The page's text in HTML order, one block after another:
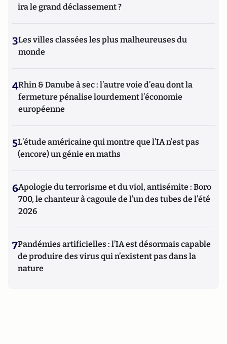
ira le grand déclassement ?
3Les villes classées les plus malheureuses du
monde
4Rhin & Danube à sec : l’autre voie d’eau dont la
fermeture pénalise lourdement l’économie
européenne
5L’étude américaine qui montre que l’IA n’est pas
(encore) un génie en maths
6Apologie du terrorisme et du viol, antisémite : Boro
700, le chanteur à cagoule de l’un des tubes de l’été
2026
7Pandémies artificielles : l’IA est désormais capable
de produire des virus qui n’existent pas dans la
nature